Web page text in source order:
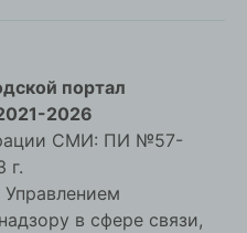
портал
2026
СМИ: ПИ №57-
г.
Управлением
в сфере связи,